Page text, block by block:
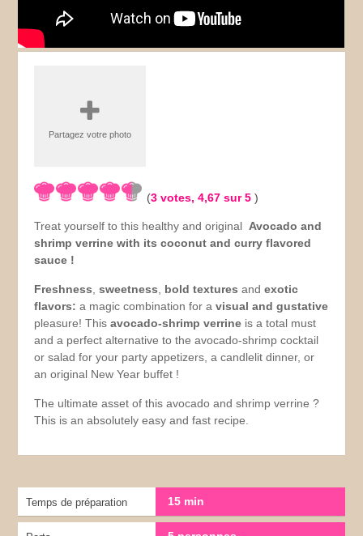
Partagez votre photo
(3 votes,4,67 sur 5)
Treat yourself to this healthy and originalAvocado and
shrimp verrine with its coconut and curry flavored
sauce !
Freshness, sweetness, bold textures andexotic
flavors:a magic combination for avisual and gustative
pleasure! Thisavocado-shrimp verrine is a total must
and a perfect alternative to the avocado-shrimp cocktail
or salad for your party appetizers, a candlelit dinner, or
an original New Year buffet !
The ultimate asset of this avocado and shrimp verrine ?
This is an absolutely easy and fast recipe.
Temps de préparation 15 min